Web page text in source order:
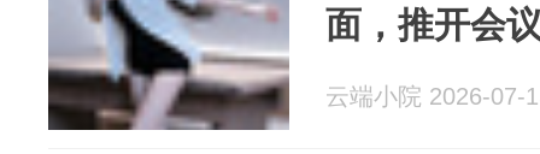
面，推开会
云端小院 2026-07-